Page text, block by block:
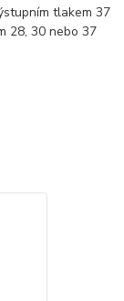
tlakem 37
28, 30 nebo 37